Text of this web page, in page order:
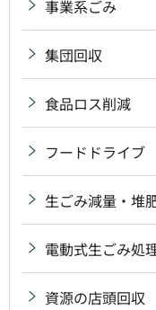
事業系ごみ
集団回収
食品ロス削減
フードドライブ
生ごみ減量・堆
電動式生ごみ処
資源の店頭回収